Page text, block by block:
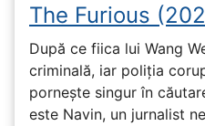
The Furious
După ce fiica lui Wang
criminală, iar poliția
pornește singur în
este Navin, un jurnalist